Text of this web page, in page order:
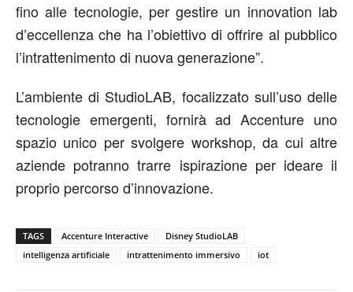
fino alle tecnologie, per gestire un innovation lab
d’eccellenza che ha l’obiettivo di offrire al pubblico
l’intrattenimento di nuova generazione”.
L’ambiente di StudioLAB, focalizzato sull’uso delle
tecnologie emergenti, fornirà ad Accenture uno
spazio unico per svolgere workshop, da cui altre
aziende potranno trarre ispirazione per ideare il
proprio percorso d’innovazione.
TAGS Accenture Interactive
Disney StudioLAB
intelligenza artificiale
intrattenimento immersivo iot